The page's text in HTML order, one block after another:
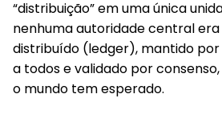
“distribuição” em uma única
nenhuma autoridade central era
distribuído (ledger), mantido por
a todos e validado por
o mundo tem esperado.